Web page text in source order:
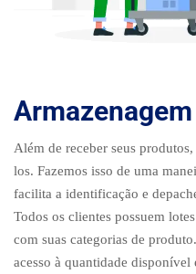
Armazenagem
Além de receber seus
los. Fazemos isso de uma
facilita a identificação e
Todos os clientes possuem
com suas categorias de
acesso à quantidade